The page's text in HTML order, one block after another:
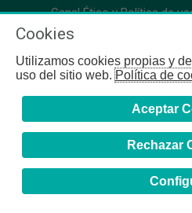
Canal Ético y Política de
Cookies
Utilizamos cookies propias y
uso del sitio web.Política de
Aceptar
Rechazar